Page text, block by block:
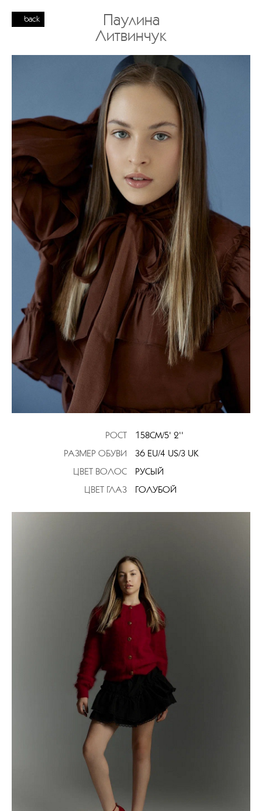
back
Паулина
Литвинчук
РОСТ
158CM/5' 2''
РАЗМЕР ОБУВИ
36 EU/4 US/3 UK
ЦВЕТ ВОЛОС
РУСЫЙ
ЦВЕТ ГЛАЗ
ГОЛУБОЙ